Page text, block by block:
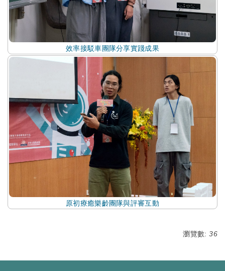
效率接駁車團隊分享實踐成果
原初療癒樂齡團隊與評審互動
瀏覽數: 36